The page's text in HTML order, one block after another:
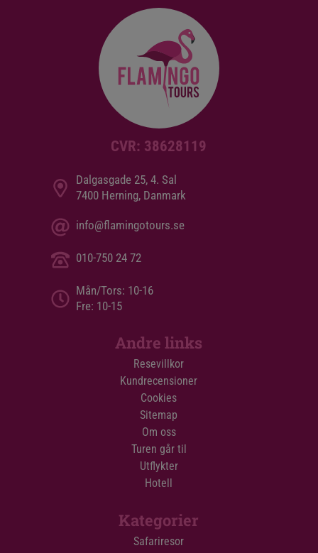
CVR: 38628119
Dalgasgade 25, 4. Sal
7400 Herning, Danmark
info@flamingotours.se
010-750 24 72
Mån/Tors: 10-16
Fre: 10-15
Andre links
Resevillkor
Kundrecensioner
Cookies
Sitemap
Om oss
Turen går til
Utflykter
Hotell
Kategorier
Safariresor